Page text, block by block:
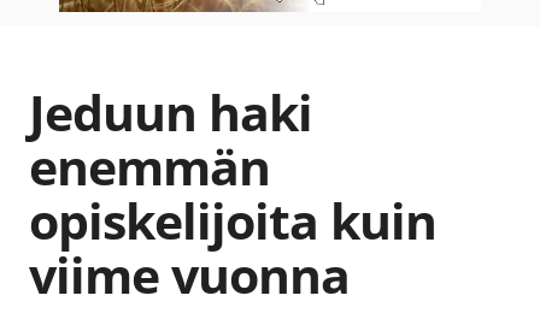
Jeduun haki
enemmän
opiskelijoita kuin
viime vuonna